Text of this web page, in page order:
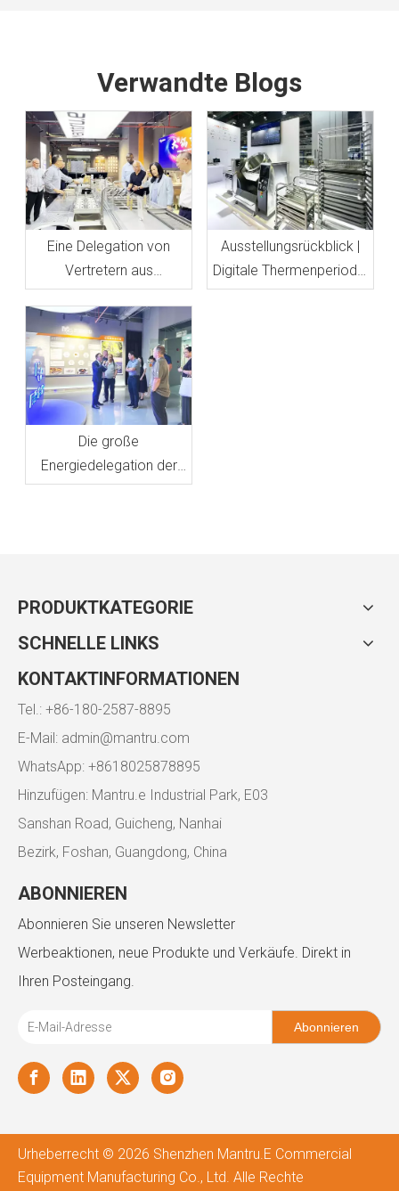
Verwandte Blogs
Eine Delegation von
Vertretern aus
Sacramento, Kalifornien,
besuchte Mantru.E
Ausstellungsrückblick |
Digitale Thermenperiode,
für Sie präsentiert
Die große
Energiedelegation der
Vereinigten Staaten
PRODUKTKATEGORIE
SCHNELLE LINKS
KONTAKTINFORMATIONEN
Tel.: +86-180-2587-8895
E-Mail: admin@mantru.com
WhatsApp: +8618025878895
Hinzufügen: Mantru.e Industrial Park, E03
Sanshan Road, Guicheng, Nanhai
Bezirk, Foshan, Guangdong, China
ABONNIEREN
Abonnieren Sie unseren Newsletter
Werbeaktionen, neue Produkte und Verkäufe. Direkt in
Ihren Posteingang.
Abonnieren
Urheberrecht © 2026 Shenzhen Mantru.E Commercial
Equipment Manufacturing Co., Ltd. Alle Rechte